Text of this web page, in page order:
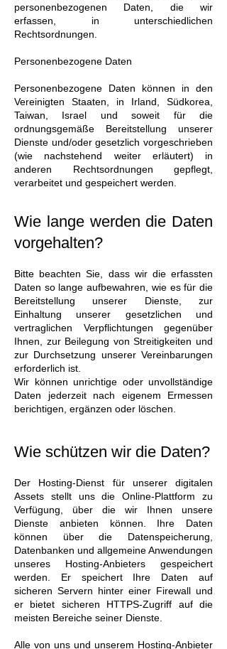
personenbezogenen Daten, die wir
erfassen, in unterschiedlichen
Rechtsordnungen.
Personenbezogene Daten
Personenbezogene Daten können in den
Vereinigten Staaten, in Irland, Südkorea,
Taiwan, Israel und soweit für die
ordnungsgemäße Bereitstellung unserer
Dienste und/oder gesetzlich vorgeschrieben
(wie nachstehend weiter erläutert) in
anderen Rechtsordnungen gepflegt,
verarbeitet und gespeichert werden.
Wie lange werden die Daten
vorgehalten?
Bitte beachten Sie, dass wir die erfassten
Daten so lange aufbewahren, wie es für die
Bereitstellung unserer Dienste, zur
Einhaltung unserer gesetzlichen und
vertraglichen Verpflichtungen gegenüber
Ihnen, zur Beilegung von Streitigkeiten und
zur Durchsetzung unserer Vereinbarungen
erforderlich ist.
Wir können unrichtige oder unvollständige
Daten jederzeit nach eigenem Ermessen
berichtigen, ergänzen oder löschen.
Wie schützen wir die Daten?
Der Hosting-Dienst für unserer digitalen
Assets stellt uns die Online-Plattform zu
Verfügung, über die wir Ihnen unsere
Dienste anbieten können. Ihre Daten
können über die Datenspeicherung,
Datenbanken und allgemeine Anwendungen
unseres Hosting-Anbieters gespeichert
werden. Er speichert Ihre Daten auf
sicheren Servern hinter einer Firewall und
er bietet sicheren HTTPS-Zugriff auf die
meisten Bereiche seiner Dienste.
Alle von uns und unserem Hosting-Anbieter